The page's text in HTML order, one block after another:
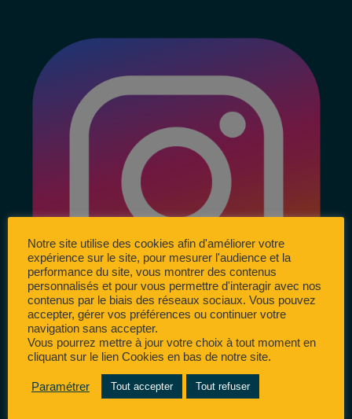
Notre site utilise des cookies afin d'améliorer votre
expérience sur le site, pour mesurer l'audience et la
performance du site, vous montrer des contenus
personnalisés et pour vous permettre d'interagir avec nos
contenus par le biais des réseaux sociaux. Vous pouvez
accepter, gérer vos préférences ou continuer votre
navigation sans accepter.
Vous pourrez mettre à jour votre choix à tout moment en
cliquant sur le lien Cookies en bas de notre site.
Paramétrer Tout accepter Tout refuser